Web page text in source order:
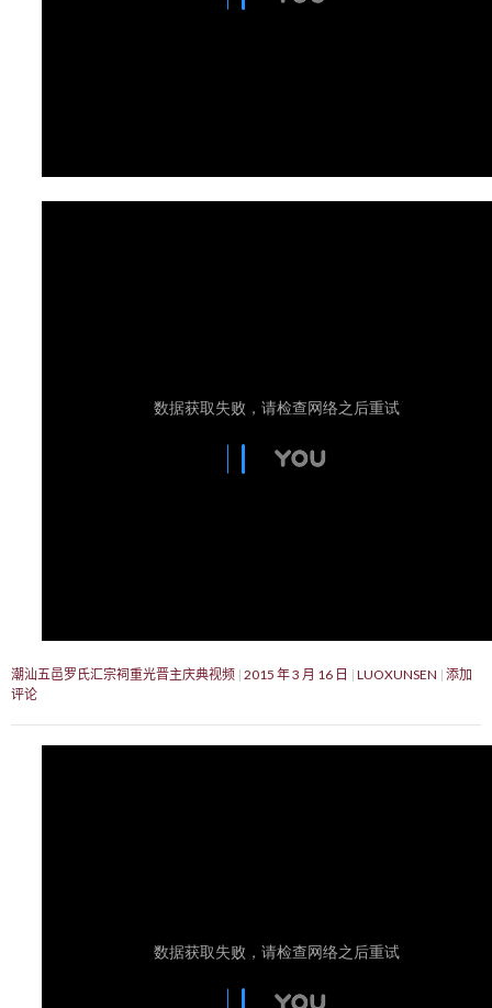
潮汕五邑罗氏汇宗祠重光晋主庆典视频 2015 年 3 月 16 日 LUOXUNSEN 添加
评论